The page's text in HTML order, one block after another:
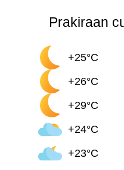
Prakiraan
+25°C
+26°C
+29°C
+24°C
+23°C